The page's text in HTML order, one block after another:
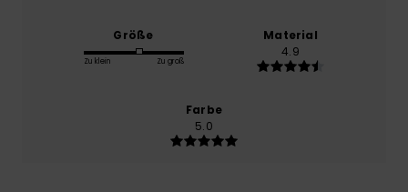
Größe
Zu klein Zu groß
Material
4.9
Farbe
5.0